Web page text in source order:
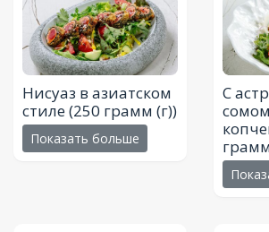
Нисуаз в азиатском
стиле(250 грамм (г))
Показать больше
С